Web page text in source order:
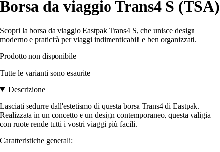
Borsa da viaggio Trans4 S (TSA)
Scopri la borsa da viaggio Eastpak Trans4 S, che unisce design
moderno e praticità per viaggi indimenticabili e ben organizzati.
Prodotto non disponibile
Tutte le varianti sono esaurite
Descrizione
Lasciati sedurre dall'estetismo di questa borsa Trans4 di Eastpak.
Realizzata in un concetto e un design contemporaneo, questa valigia
con ruote rende tutti i vostri viaggi più facili.
Caratteristiche generali: